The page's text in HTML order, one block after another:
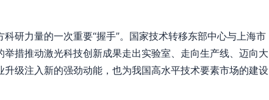
研力量的一次重要“握手”。国家技术转移东部中心与上海市
措推动激光科技创新成果走出实验室、走向生产线、迈向大
级注入新的强劲动能，也为我国高水平技术要素市场的建设